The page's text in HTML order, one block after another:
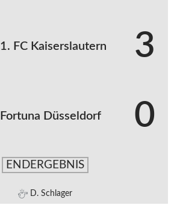
1. FC Kaiserslautern 3
Fortuna Düsseldorf 0
ENDERGEBNIS
D. Schlager